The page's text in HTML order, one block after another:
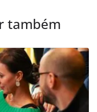
também